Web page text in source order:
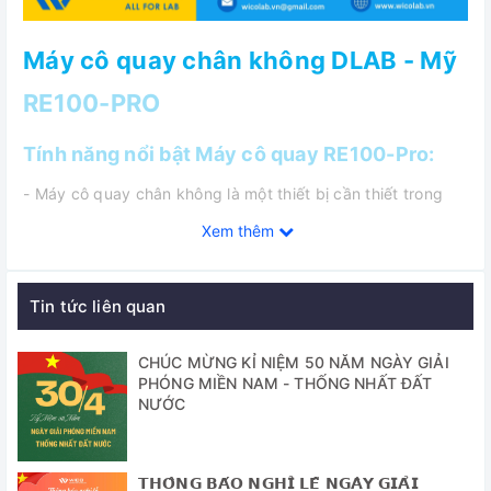
Máy cô quay chân không DLAB - Mỹ
RE100-PRO
Tính năng nổi bật Máy cô quay RE100-Pro:
- Máy cô quay chân không là một thiết bị cần thiết trong
cách hiệu quả và nhẹ nhàng khỏi các mẫu bằng cách bay
- Màn hình LCD hiển thị cả tốc độ quay và nhiệt độ gia
nhiệt cho phép kiểm soát tối ưu tất cả các quy trình chưng
cất
- Động cơ nâng hạ tự động đưa bình cất đến vị trí an toàn
trong trường hợp mất điện
Xem thêm
Tin tức liên quan
CHÚC MỪNG KỈ NIỆM 50 NĂM NGÀY GIẢI
PHÓNG MIỀN NAM - THỐNG NHẤT ĐẤT
NƯỚC
𝗧𝗛𝗢̂𝗡𝗚 𝗕𝗔́𝗢 𝗡𝗚𝗛𝗜̉ 𝗟𝗘̂̃ 𝗡𝗚𝗔̀𝗬 𝗚𝗜𝗔̉𝗜